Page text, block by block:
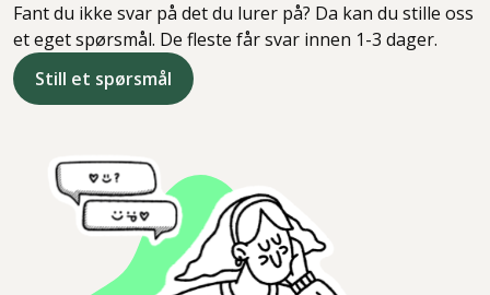
Fant du ikke svar på det du lurer på? Da kan du stille oss
et eget spørsmål. De fleste får svar innen 1-3 dager.
Still et spørsmål